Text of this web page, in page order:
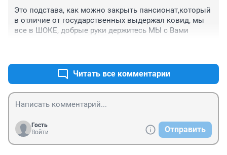
Это подстава, как можно закрыть пансионат,который
в отличие от государственных выдержал ковид, мы
все в ШОКЕ, добрые руки держитесь МЫ с Вами
Читать все комментарии
Гость
Войти
Отправить